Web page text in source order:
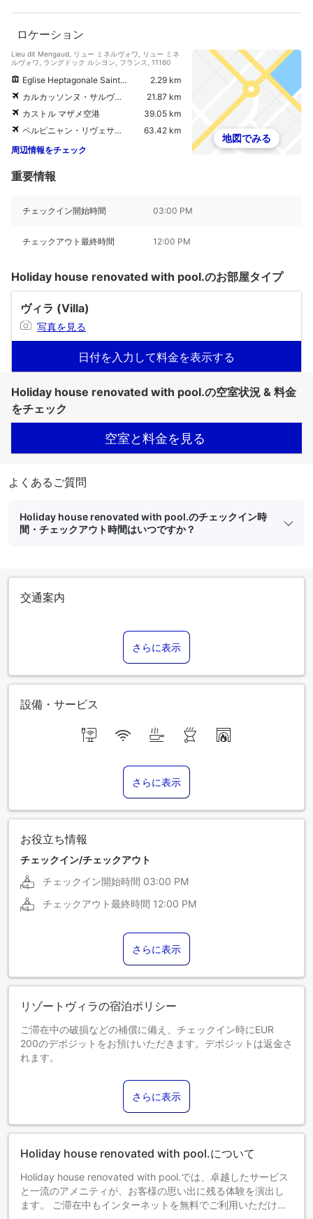
ロケーション
Lieu dit Mengaud, リュー ミネルヴォワ, リュー ミネ
ルヴォワ, ラングドック ルシヨン, フランス, 11160
Eglise Heptagonale Sainte Marie
2.29 km
カルカッソンヌ・サルヴァザ空港
21.87 km
カストル マザメ空港
39.05 km
ペルピニャン・リヴェサルト空港
63.42 km
周辺情報をチェック
地図でみる
重要情報
チェックイン開始時間 03:00 PM
チェックアウト最終時間 12:00 PM
Holiday house renovated with pool.のお部屋タイプ
ヴィラ (Villa)
写真を見る
日付を入力して料金を表示する
Holiday house renovated with pool.の空室状況 & 料金
をチェック
空室と料金を見る
よくあるご質問
Holiday house renovated with pool.のチェックイン時
間・チェックアウト時間はいつですか？
交通案内
さらに表示
設備・サービス
さらに表示
お役立ち情報
チェックイン/チェックアウト
チェックイン開始時間 03:00 PM
チェックアウト最終時間 12:00 PM
さらに表示
リゾートヴィラの宿泊ポリシー
ご滞在中の破損などの補償に備え、チェックイン時にEUR
200のデポジットをお預けいただきます。デポジットは返金さ
れます。
添い寝の場合は宿泊無料です。＜ご注意＞ベビーベッドのご
利用には追加料金が発生する場合があります。また、利用可
否は空き状況によります。
1～0歳までのお子さま
エキストラベッドの追加可否は、お部屋タイプにより異なり
さらに表示
Holiday house renovated with pool.について
Holiday house renovated with pool.では、卓越したサービス
と一流のアメニティが、お客様の思い出に残る体験を演出し
ます。 ご滞在中もインターネットを無料でご利用いただけま